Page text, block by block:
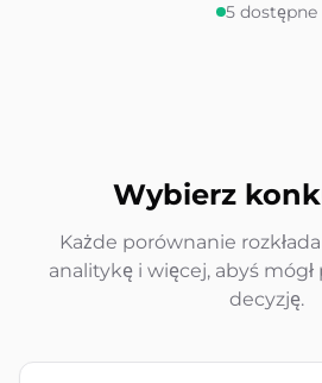
5 dostępne
Wybierz
Każde porównanie
analitykę i więcej, abyś
decyzję.